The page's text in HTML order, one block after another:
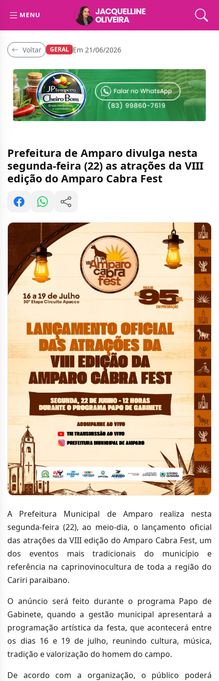
MENU
Voltar GERAL Em 21/06/2026
Prefeitura de Amparo divulga nesta
segunda-feira (22) as atrações da VIII
edição do Amparo Cabra Fest
A Prefeitura Municipal de Amparo realiza nesta
segunda-feira (22), ao meio-dia, o lançamento oficial
das atrações da VIII edição do Amparo Cabra Fest, um
dos eventos mais tradicionais do município e
referência na caprinovinocultura de toda a região do
Cariri paraibano.
O anúncio será feito durante o programa Papo de
Gabinete, quando a gestão municipal apresentará a
programação artística da festa, que acontecerá entre
os dias 16 e 19 de julho, reunindo cultura, música,
tradição e valorização do homem do campo.
De acordo com a organização, o público poderá